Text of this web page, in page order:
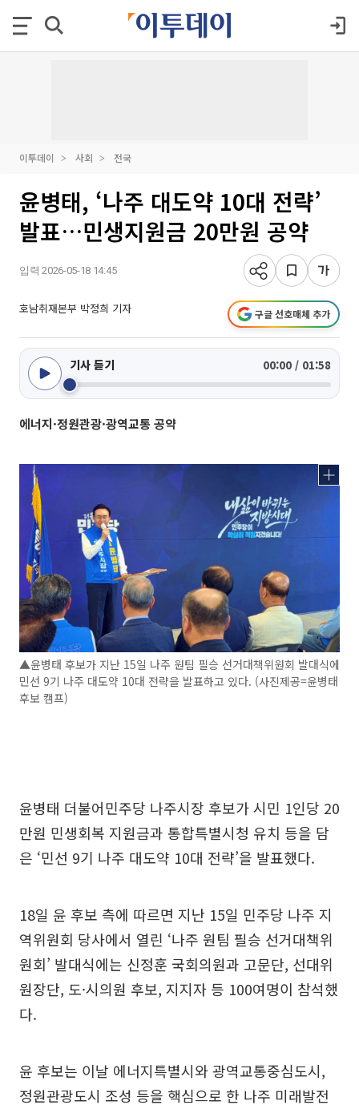
이투데이 사회 전국
윤병태, ‘나주 대도약 10대 전략’
발표…민생지원금 20만원 공약
입력 2026-05-18 14:45
호남취재본부 박정희 기자 구글 선호매체 추가
기사 듣기 00:00 / 01:58
에너지·정원관광·광역교통 공약
▲윤병태 후보가 지난 15일 나주 원팀 필승 선거대책위원회 발대식에
민선 9기 나주 대도약 10대 전략을 발표하고 있다. (사진제공=윤병태
후보 캠프)
윤병태 더불어민주당 나주시장 후보가 시민 1인당 20
만원 민생회복 지원금과 통합특별시청 유치 등을 담
은 ‘민선 9기 나주 대도약 10대 전략’을 발표했다.
18일 윤 후보 측에 따르면 지난 15일 민주당 나주 지
역위원회 당사에서 열린 ‘나주 원팀 필승 선거대책위
원회’ 발대식에는 신정훈 국회의원과 고문단, 선대위
원장단, 도·시의원 후보, 지지자 등 100여명이 참석했
다.
윤 후보는 이날 에너지특별시와 광역교통중심도시,
정원관광도시 조성 등을 핵심으로 한 나주 미래발전